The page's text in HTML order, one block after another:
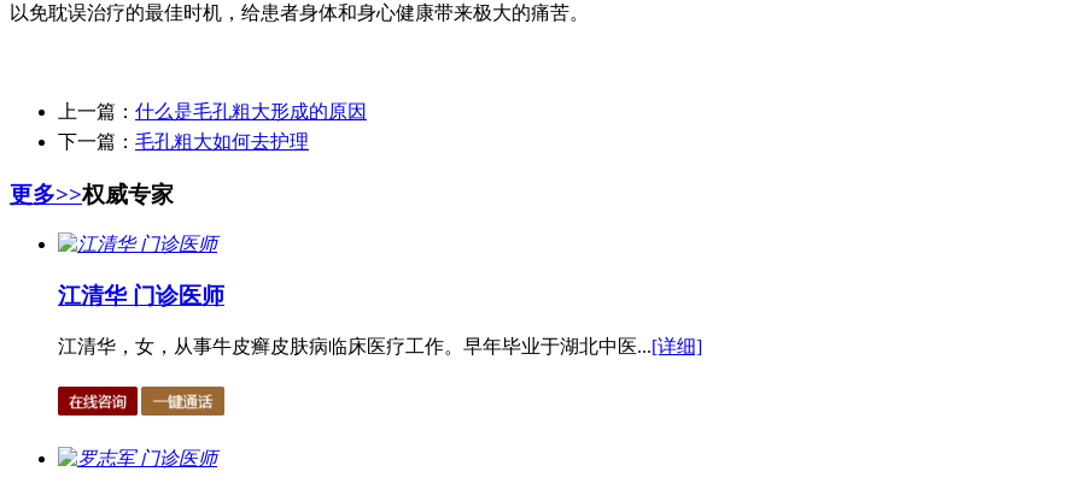
以免耽误治疗的最佳时机，给患者身体和身心健康带来极大的痛苦。
上一篇： 什么是毛孔粗大形成的原因
下一篇： 毛孔粗大如何去护理
更多>>权威专家
江清华 门诊医师
江清华，女，从事牛皮癣皮肤病临床医疗工作。早年毕业于湖北中医...[详细]